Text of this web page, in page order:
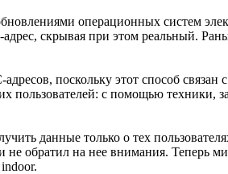
операционных систем
скрывая при этом реальный.
поскольку этот способ
с помощью техники,
данные только о тех
обратил на нее внимания. Теперь